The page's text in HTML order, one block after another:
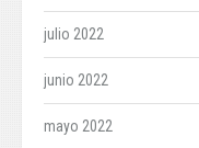
julio 2022
junio 2022
mayo 2022